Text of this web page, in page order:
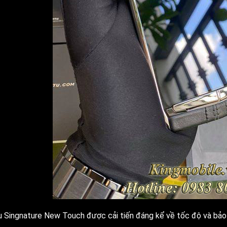
Singnature New Touch được cải tiến đáng kể về tốc độ và